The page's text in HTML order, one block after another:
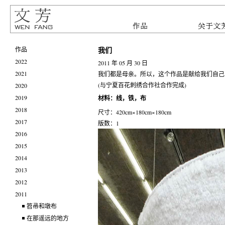
作品
2022
2021
2020
2019
2018
2017
2016
2015
2014
2013
2012
2011
笤帚和墩布
在那遥远的地方
我们
2011 年 05 月 30 日
我们都是母亲。所以，这个作品是献给我们自
(与宁夏百花刺绣合作社合作完成)
材料：线，铁，布
尺寸：420cm×180cm×180cm
版数：1